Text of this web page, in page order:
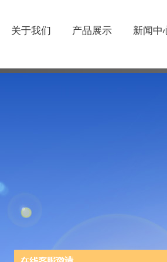
关于我们 产品展示 新闻中